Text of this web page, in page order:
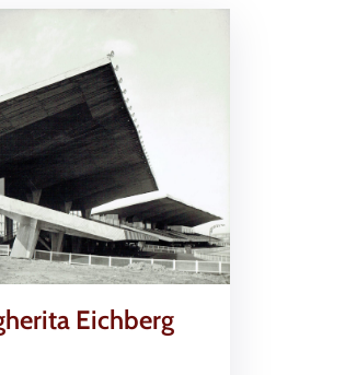
Eichberg